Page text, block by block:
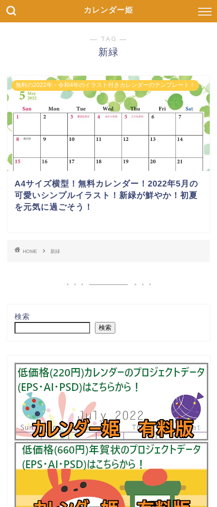
カレンダー姫
― TAG ―
新緑
無料の2022年・令和4年のイラスト付きカレンダーのテンプレート！
A4サイズ横型！無料カレンダー！2022年5月の
可愛いシンプルイラスト！新緑が鮮やか！初夏
を元気に過ごそう！
HOME 新緑
検索
検索